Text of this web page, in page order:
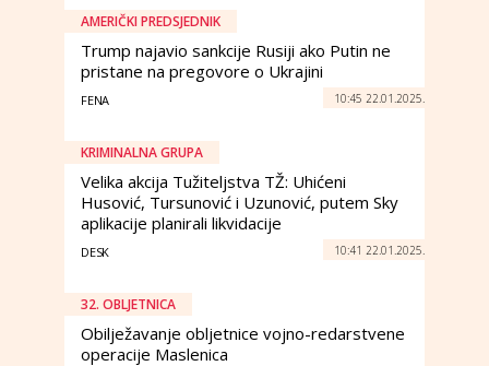
AMERIČKI PREDSJEDNIK
Trump najavio sankcije Rusiji ako Putin ne
pristane na pregovore o Ukrajini
FENA 10:45 22.01.2025.
KRIMINALNA GRUPA
Velika akcija Tužiteljstva TŽ: Uhićeni
Husović, Tursunović i Uzunović, putem Sky
aplikacije planirali likvidacije
DESK 10:41 22.01.2025.
32. OBLJETNICA
Obilježavanje obljetnice vojno-redarstvene
operacije Maslenica